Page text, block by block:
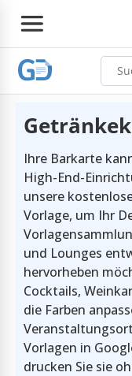
Ihre Barkarte
High-End-
unsere
Vorlage, um Ihr
und Lounges
hervorheben
Cocktails,
die Farben
Vorlagen in
drucken Sie sie